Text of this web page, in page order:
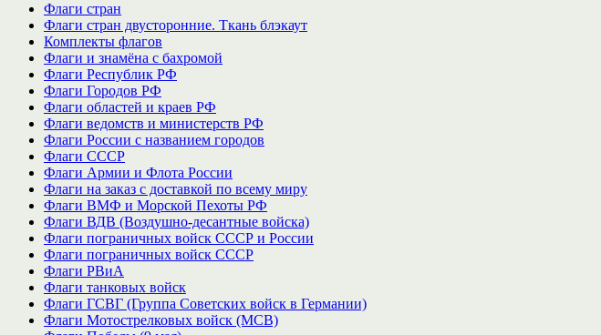
Флаги стран
Флаги стран двусторонние. Ткань блэкаут
Комплекты флагов
Флаги и знамёна с бахромой
Флаги Республик РФ
Флаги Городов РФ
Флаги областей и краев РФ
Флаги ведомств и министерств РФ
Флаги России с названием городов
Флаги СССР
Флаги Армии и Флота России
Флаги на заказ с доставкой по всему миру
Флаги ВМФ и Морской Пехоты РФ
Флаги ВДВ (Воздушно-десантные войска)
Флаги пограничных войск СССР и России
Флаги пограничных войск СССР
Флаги РВиА
Флаги танковых войск
Флаги ГСВГ (Группа Советских войск в Германии)
Флаги Мотострелковых войск (МСВ)